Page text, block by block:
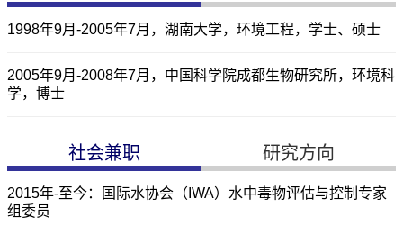
1998年9月-2005年7月，湖南大学，环境工程，学士、硕士
2005年9月-2008年7月，中国科学院成都生物研究所，环境科
学，博士
社会兼职 研究方向
2015年-至今：国际水协会（IWA）水中毒物评估与控制专家
组委员